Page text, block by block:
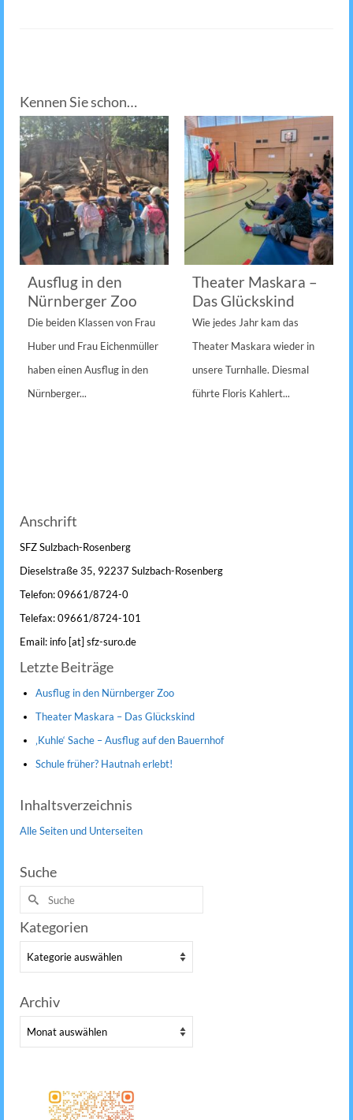
Kennen Sie schon…
Ausflug in den
Nürnberger Zoo
Die beiden Klassen von Frau
Huber und Frau Eichenmüller
haben einen Ausflug in den
Nürnberger...
Theater Maskara –
Das Glückskind
Wie jedes Jahr kam das
Theater Maskara wieder in
unsere Turnhalle. Diesmal
führte Floris Kahlert...
Anschrift
SFZ Sulzbach-Rosenberg
Dieselstraße 35, 92237 Sulzbach-Rosenberg
Telefon: 09661/8724-0
Telefax: 09661/8724-101
Email: info [at] sfz-suro.de
Letzte Beiträge
Ausflug in den Nürnberger Zoo
Theater Maskara – Das Glückskind
‚Kuhle‘ Sache – Ausflug auf den Bauernhof
Schule früher? Hautnah erlebt!
Inhaltsverzeichnis
Alle Seiten und Unterseiten
Suche
Suche
nach:
Kategorien
Kategorien
Archiv
Archiv